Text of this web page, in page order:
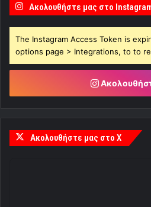
Ακολουθήστε μας στο
The Instagram Access Token is
options page > Integrations, to to
Ακολουθήστε μας στο X